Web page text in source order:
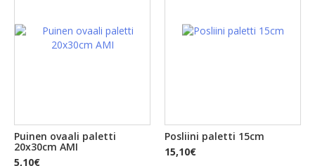
Puinen ovaali paletti
20x30cm AMI
5,10€
Posliini paletti 15cm
15,10€